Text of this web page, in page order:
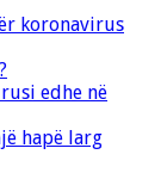
koronavirus
edhe në
hapë larg